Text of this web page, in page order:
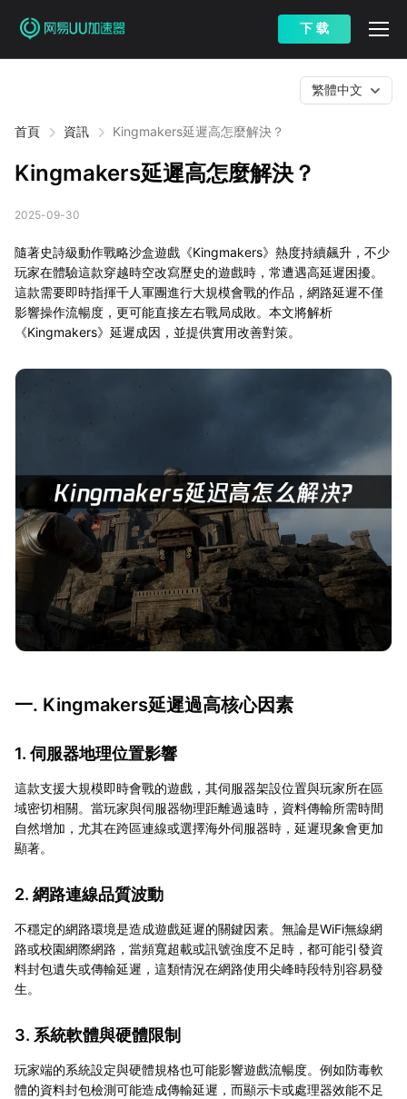
下 载
首頁 資訊 Kingmakers延遲高怎麼解決？
繁體中文
Kingmakers延遲高怎麼解決？
2025-09-30
隨著史詩級動作戰略沙盒遊戲《Kingmakers》熱度持續飆升，不少
玩家在體驗這款穿越時空改寫歷史的遊戲時，常遭遇高延遲困擾。
這款需要即時指揮千人軍團進行大規模會戰的作品，網路延遲不僅
影響操作流暢度，更可能直接左右戰局成敗。本文將解析
《Kingmakers》延遲成因，並提供實用改善對策。
一. Kingmakers延遲過高核心因素
1. 伺服器地理位置影響
這款支援大規模即時會戰的遊戲，其伺服器架設位置與玩家所在區
域密切相關。當玩家與伺服器物理距離過遠時，資料傳輸所需時間
自然增加，尤其在跨區連線或選擇海外伺服器時，延遲現象會更加
顯著。
2. 網路連線品質波動
不穩定的網路環境是造成遊戲延遲的關鍵因素。無論是WiFi無線網
路或校園網際網路，當頻寬超載或訊號強度不足時，都可能引發資
料封包遺失或傳輸延遲，這類情況在網路使用尖峰時段特別容易發
生。
3. 系統軟體與硬體限制
玩家端的系統設定與硬體規格也可能影響遊戲流暢度。例如防毒軟
體的資料封包檢測可能造成傳輸延遲，而顯示卡或處理器效能不足